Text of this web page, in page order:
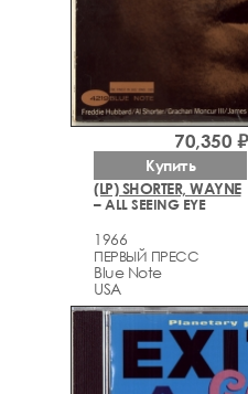
(LP) SHORTER, WAYNE
– ALL SEEING EYE
1966
ПЕРВЫЙ ПРЕСС
Blue Note
USA
70,350 ₽
Купить